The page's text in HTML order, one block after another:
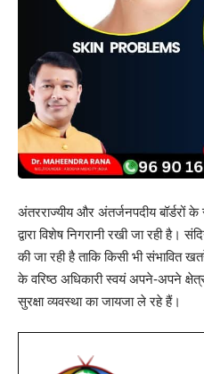
अंतरराज्यीय और अंतर्जनपदीय बॉर्डरों
द्वारा विशेष निगरानी रखी जा रही है।
की जा रही है ताकि किसी भी संभावित
के वरिष्ठ अधिकारी स्वयं अपने-अपने
सुरक्षा व्यवस्था का जायजा ले रहे हैं।